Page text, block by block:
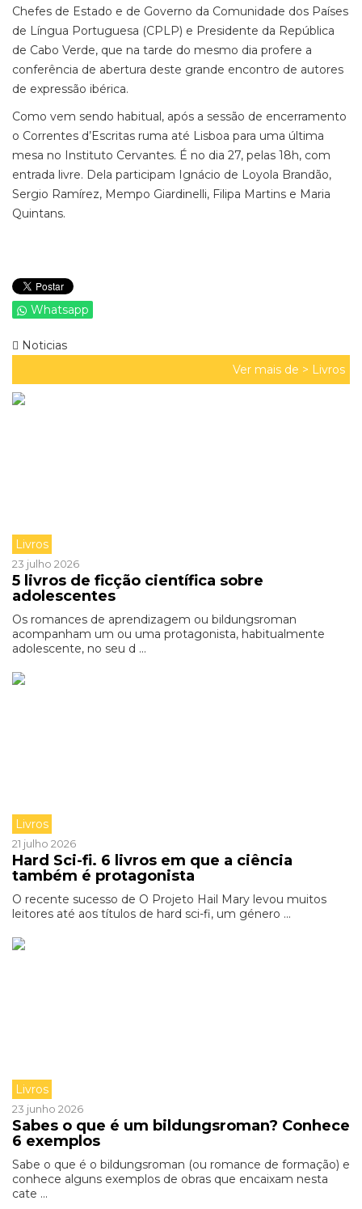
Chefes de Estado e de Governo da Comunidade dos Países
de Língua Portuguesa (CPLP) e Presidente da República
de Cabo Verde, que na tarde do mesmo dia profere a
conferência de abertura deste grande encontro de autores
de expressão ibérica.
Como vem sendo habitual, após a sessão de encerramento
o Correntes d’Escritas ruma até Lisboa para uma última
mesa no Instituto Cervantes. É no dia 27, pelas 18h, com
entrada livre. Dela participam Ignácio de Loyola Brandão,
Sergio Ramírez, Mempo Giardinelli, Filipa Martins e Maria
Quintans.
Whatsapp
Noticias
Ver mais de > Livros
Livros
23 julho 2026
5 livros de ficção científica sobre
adolescentes
Os romances de aprendizagem ou bildungsroman
acompanham um ou uma protagonista, habitualmente
adolescente, no seu d ...
Livros
21 julho 2026
Hard Sci-fi. 6 livros em que a ciência
também é protagonista
O recente sucesso de O Projeto Hail Mary levou muitos
leitores até aos títulos de hard sci-fi, um género ...
Livros
23 junho 2026
Sabes o que é um bildungsroman? Conhece
6 exemplos
Sabe o que é o bildungsroman (ou romance de formação) e
conhece alguns exemplos de obras que encaixam nesta
cate ...